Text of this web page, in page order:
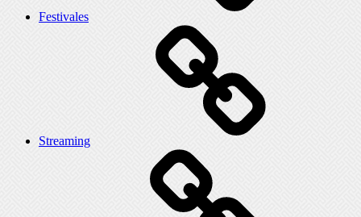
Festivales
Streaming